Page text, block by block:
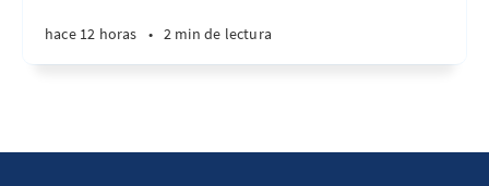
hace 12 horas • 2 min de lectura